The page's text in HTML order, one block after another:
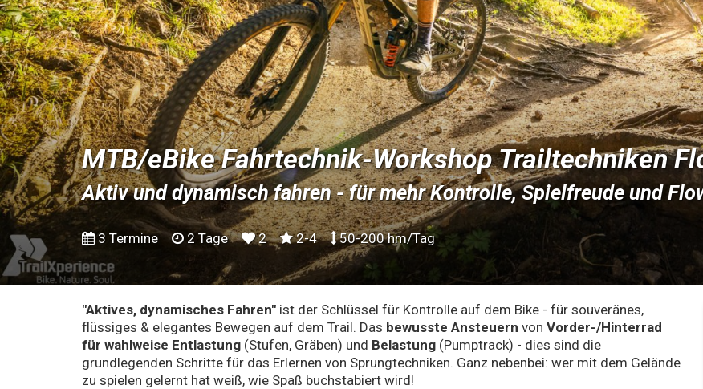
MTB/eBike Fahrtechnik-Workshop Trailtechniken
Aktiv und dynamisch fahren - für mehr Kontrolle, Spielfreude und
3 Termine 2 Tage 2 2-4 50-200 hm/Tag
"Aktives, dynamisches Fahren" ist der Schlüssel für Kontrolle auf dem Bike - für souveränes,
flüssiges & elegantes Bewegen auf dem Trail. Das bewusste Ansteuern von Vorder-/Hinterrad
für wahlweise Entlastung (Stufen, Gräben) und Belastung (Pumptrack) - dies sind die
grundlegenden Schritte für das Erlernen von Sprungtechniken. Ganz nebenbei: wer mit dem Gelände
zu spielen gelernt hat weiß, wie Spaß buchstabiert wird!